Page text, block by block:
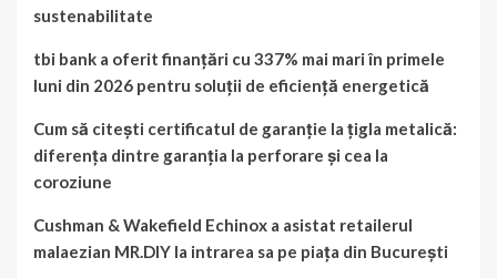
sustenabilitate
tbi bank a oferit finanțări cu 337% mai mari în primele
luni din 2026 pentru soluții de eficiență energetică
Cum să citești certificatul de garanție la țigla metalică:
diferența dintre garanția la perforare și cea la
coroziune
Cushman & Wakefield Echinox a asistat retailerul
malaezian MR.DIY la intrarea sa pe piața din București